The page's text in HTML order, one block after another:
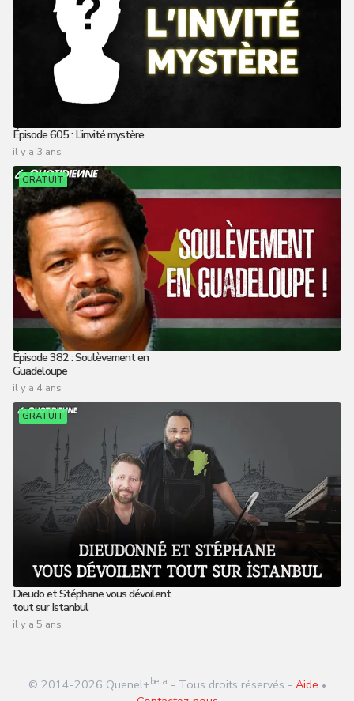
Épisode 605 : L’invité mystère
il y a 3 ans
GRATUIT
Épisode 382 : Soulèvement en
Guadeloupe
il y a 4 ans
GRATUIT
Dieudo et Stéphane vous dévoilent
tout sur Istanbul
il y a 5 ans
© 2014-2026 Quenel+beta - Tous droits réservés - Aide •